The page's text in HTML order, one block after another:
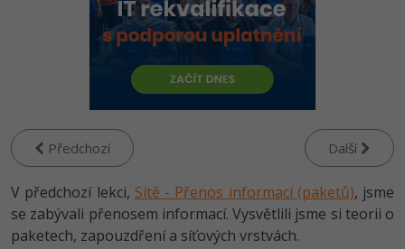
Umělá inteligence
HTML5, CSS3, Bootstrap, SEO
SQL a databáze
Testování a verzování
UML a návrhové vzory
React
Java
JavaScript
Python
HTML / CSS
UML a návrhové vzory
Vývojář mobilních aplikací
Specialista na AI a bigdata
C# Game developer
Webdesigner
Tester
C#.NET
Python -80%
JavaScript -80%
PHP
-80%
Swift -80%
Datová analýza
Digitální gramotnost
Marketing -30%
WordPress
-30%
UX
Předchozí Další
V předchozí lekci, Sítě - Přenos informací (paketů), jsme
se zabývali přenosem informací. Vysvětlili jsme si teorii o
paketech, zapouzdření a síťových vrstvách.